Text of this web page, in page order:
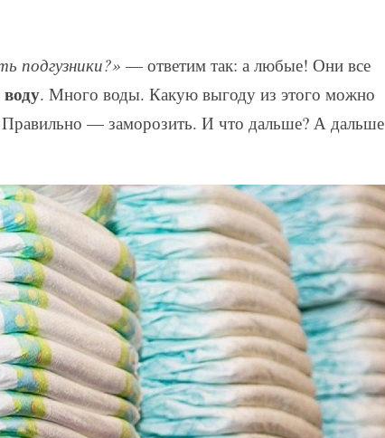
подгузники?» — ответим так: а любые! Они все
. Много воды. Какую выгоду из этого можно
Правильно — заморозить. И что дальше? А дальше